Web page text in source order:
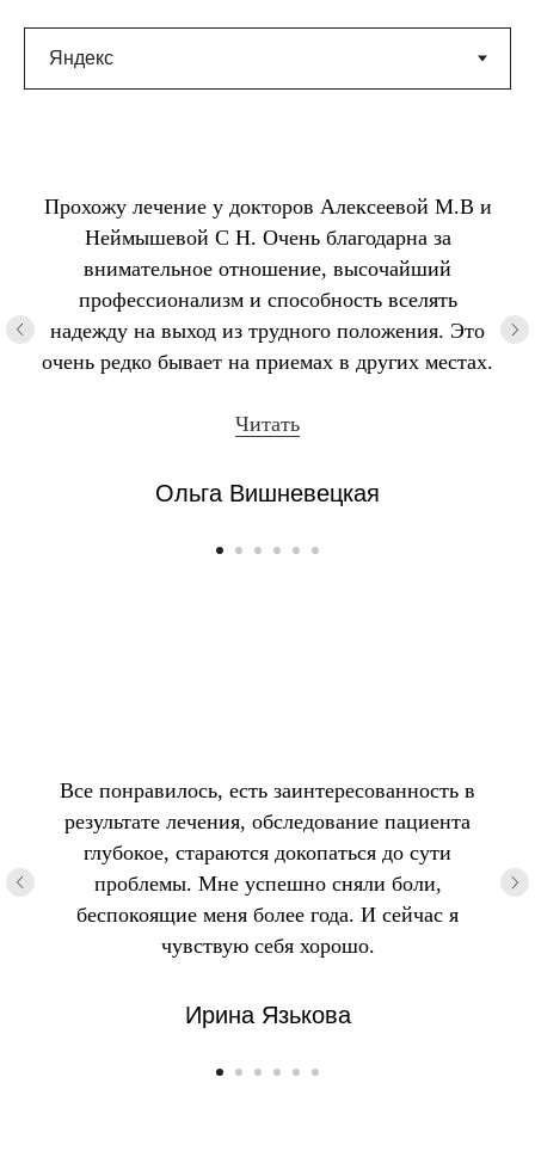
Прохожу лечение у докторов Алексеевой М.В и
Неймышевой С Н. Очень благодарна за
внимательное отношение, высочайший
профессионализм и способность вселять
надежду на выход из трудного положения. Это
очень редко бывает на приемах в других местах.
Читать
Ольга Вишневецкая
Все понравилось, есть заинтересованность в
результате лечения, обследование пациента
глубокое, стараются докопаться до сути
проблемы. Мне успешно сняли боли,
беспокоящие меня более года. И сейчас я
чувствую себя хорошо.
Ирина Язькова